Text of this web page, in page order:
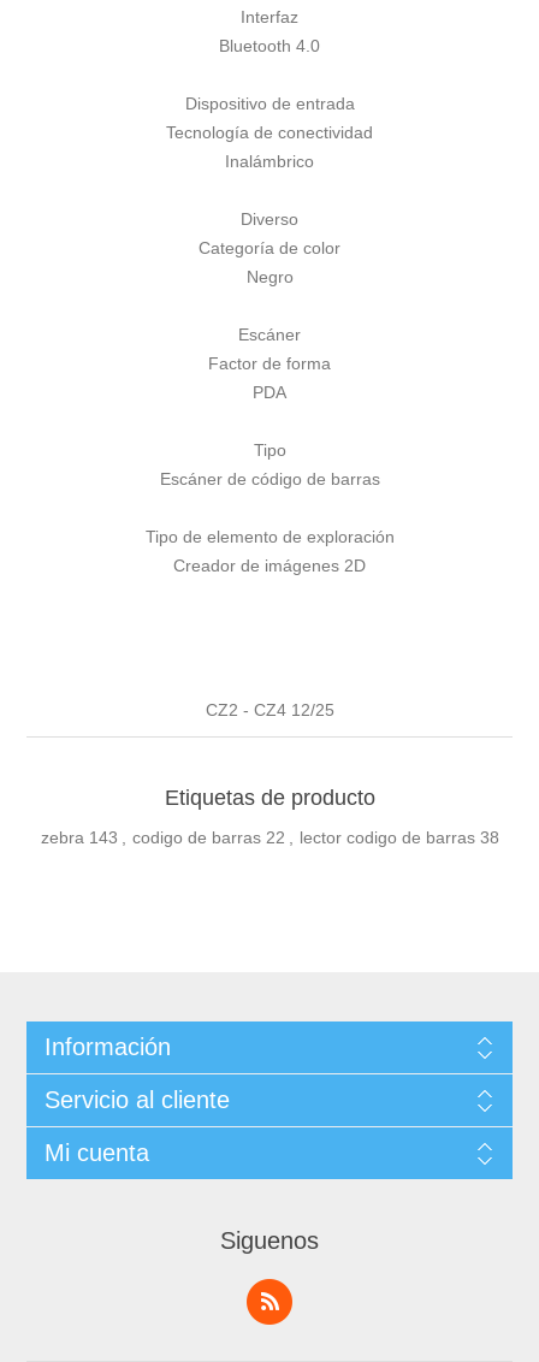
Interfaz
Bluetooth 4.0
Dispositivo de entrada
Tecnología de conectividad
Inalámbrico
Diverso
Categoría de color
Negro
Escáner
Factor de forma
PDA
Tipo
Escáner de código de barras
Tipo de elemento de exploración
Creador de imágenes 2D
CZ2 - CZ4 12/25
Etiquetas de producto
zebra 143 , codigo de barras 22 , lector codigo de barras 38
Información
Servicio al cliente
Mi cuenta
Siguenos